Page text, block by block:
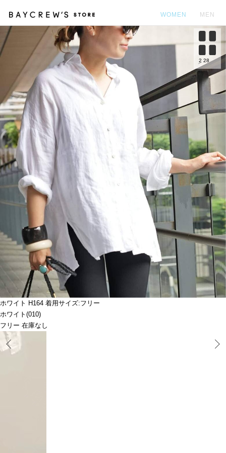
WOMEN MEN
ホワイト H164 着用サイズ:フリー
ホワイト(010)
フリー 在庫なし
2 28